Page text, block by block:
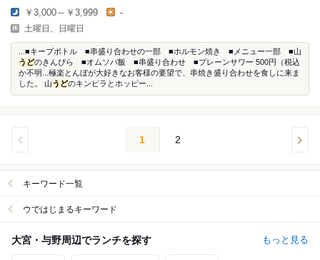
￥3,000～￥3,999 -
土曜日、日曜日
...■キープボトル ■串盛り合わせの一部 ■ホルモン焼き ■メニュー一部 ■山
うどのきんぴら ■オムソバ飯 ■串盛り合わせ ■プレーンサワー 500円（税込
か不明...極楽とんぼが大好きなお客様の要望で、串焼き盛り合わせを食しに来ま
した。 山うどのキンピラとホッピー...
1 2
キーワード一覧
ウではじまるキーワード
大宮・与野周辺でランチを探す もっと見る